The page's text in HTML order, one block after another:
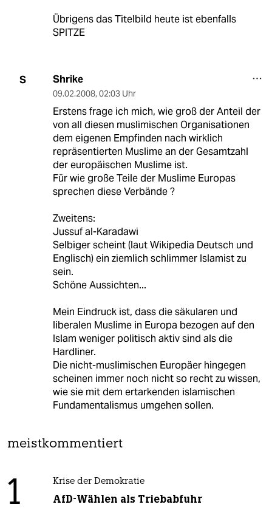
Übrigens das Titelbild heute ist ebenfalls
SPITZE
S Shrike
09.02.2008, 02:03 Uhr
Erstens frage ich mich, wie groß der Anteil der
von all diesen muslimischen Organisationen
dem eigenen Empfinden nach wirklich
repräsentierten Muslime an der Gesamtzahl
der europäischen Muslime ist.
Für wie große Teile der Muslime Europas
sprechen diese Verbände ?
Zweitens:
Jussuf al-Karadawi
Selbiger scheint (laut Wikipedia Deutsch und
Englisch) ein ziemlich schlimmer Islamist zu
sein.
Schöne Aussichten...
Mein Eindruck ist, dass die säkularen und
liberalen Muslime in Europa bezogen auf den
Islam weniger politisch aktiv sind als die
Hardliner.
Die nicht-muslimischen Europäer hingegen
scheinen immer noch nicht so recht zu wissen,
wie sie mit dem ertarkenden islamischen
Fundamentalismus umgehen sollen.
meistkommentiert
1 Krise der Demokratie
AfD-Wählen als Triebabfuhr